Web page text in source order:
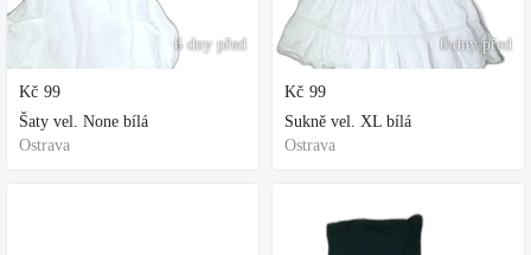
6 dny před
Kč 99
Šaty vel. None bílá
Ostrava
6 dny před
Kč 99
Sukně vel. XL bílá
Ostrava